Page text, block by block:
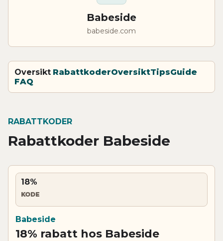
Babeside
babeside.com
Oversikt RabattkoderOversiktTipsGuide
FAQ
RABATTKODER
Rabattkoder Babeside
18%
KODE
Babeside
18% rabatt hos Babeside